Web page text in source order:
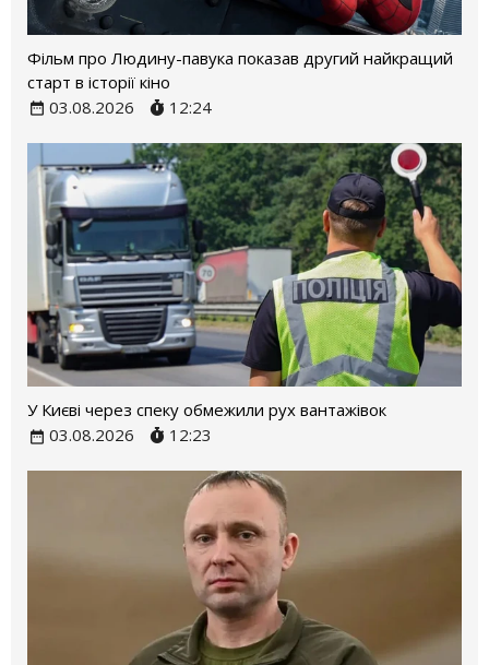
Фільм про Людину-павука показав другий найкращий
старт в історії кіно
03.08.2026
12:24
У Києві через спеку обмежили рух вантажівок
03.08.2026
12:23